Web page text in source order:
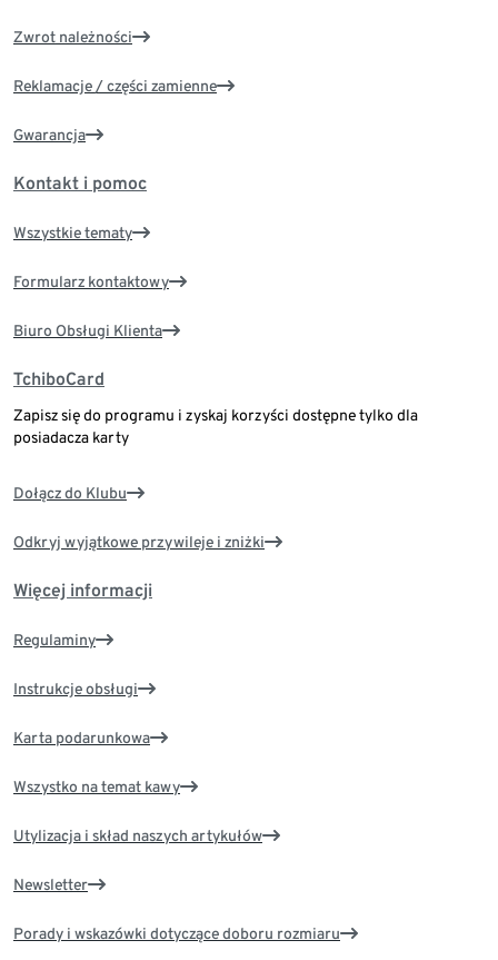
Zwrot należności
Reklamacje / części zamienne
Gwarancja
Kontakt i pomoc
Wszystkie tematy
Formularz kontaktowy
Biuro Obsługi Klienta
TchiboCard
Zapisz się do programu i zyskaj korzyści dostępne tylko dla
posiadacza karty
Dołącz do Klubu
Odkryj wyjątkowe przywileje i zniżki
Więcej informacji
Regulaminy
Instrukcje obsługi
Karta podarunkowa
Wszystko na temat kawy
Utylizacja i skład naszych artykułów
Newsletter
Porady i wskazówki dotyczące doboru rozmiaru